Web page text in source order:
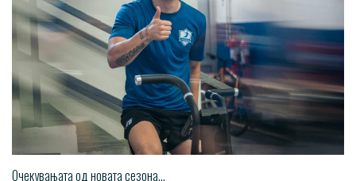
Очекувањата од новата сезона…